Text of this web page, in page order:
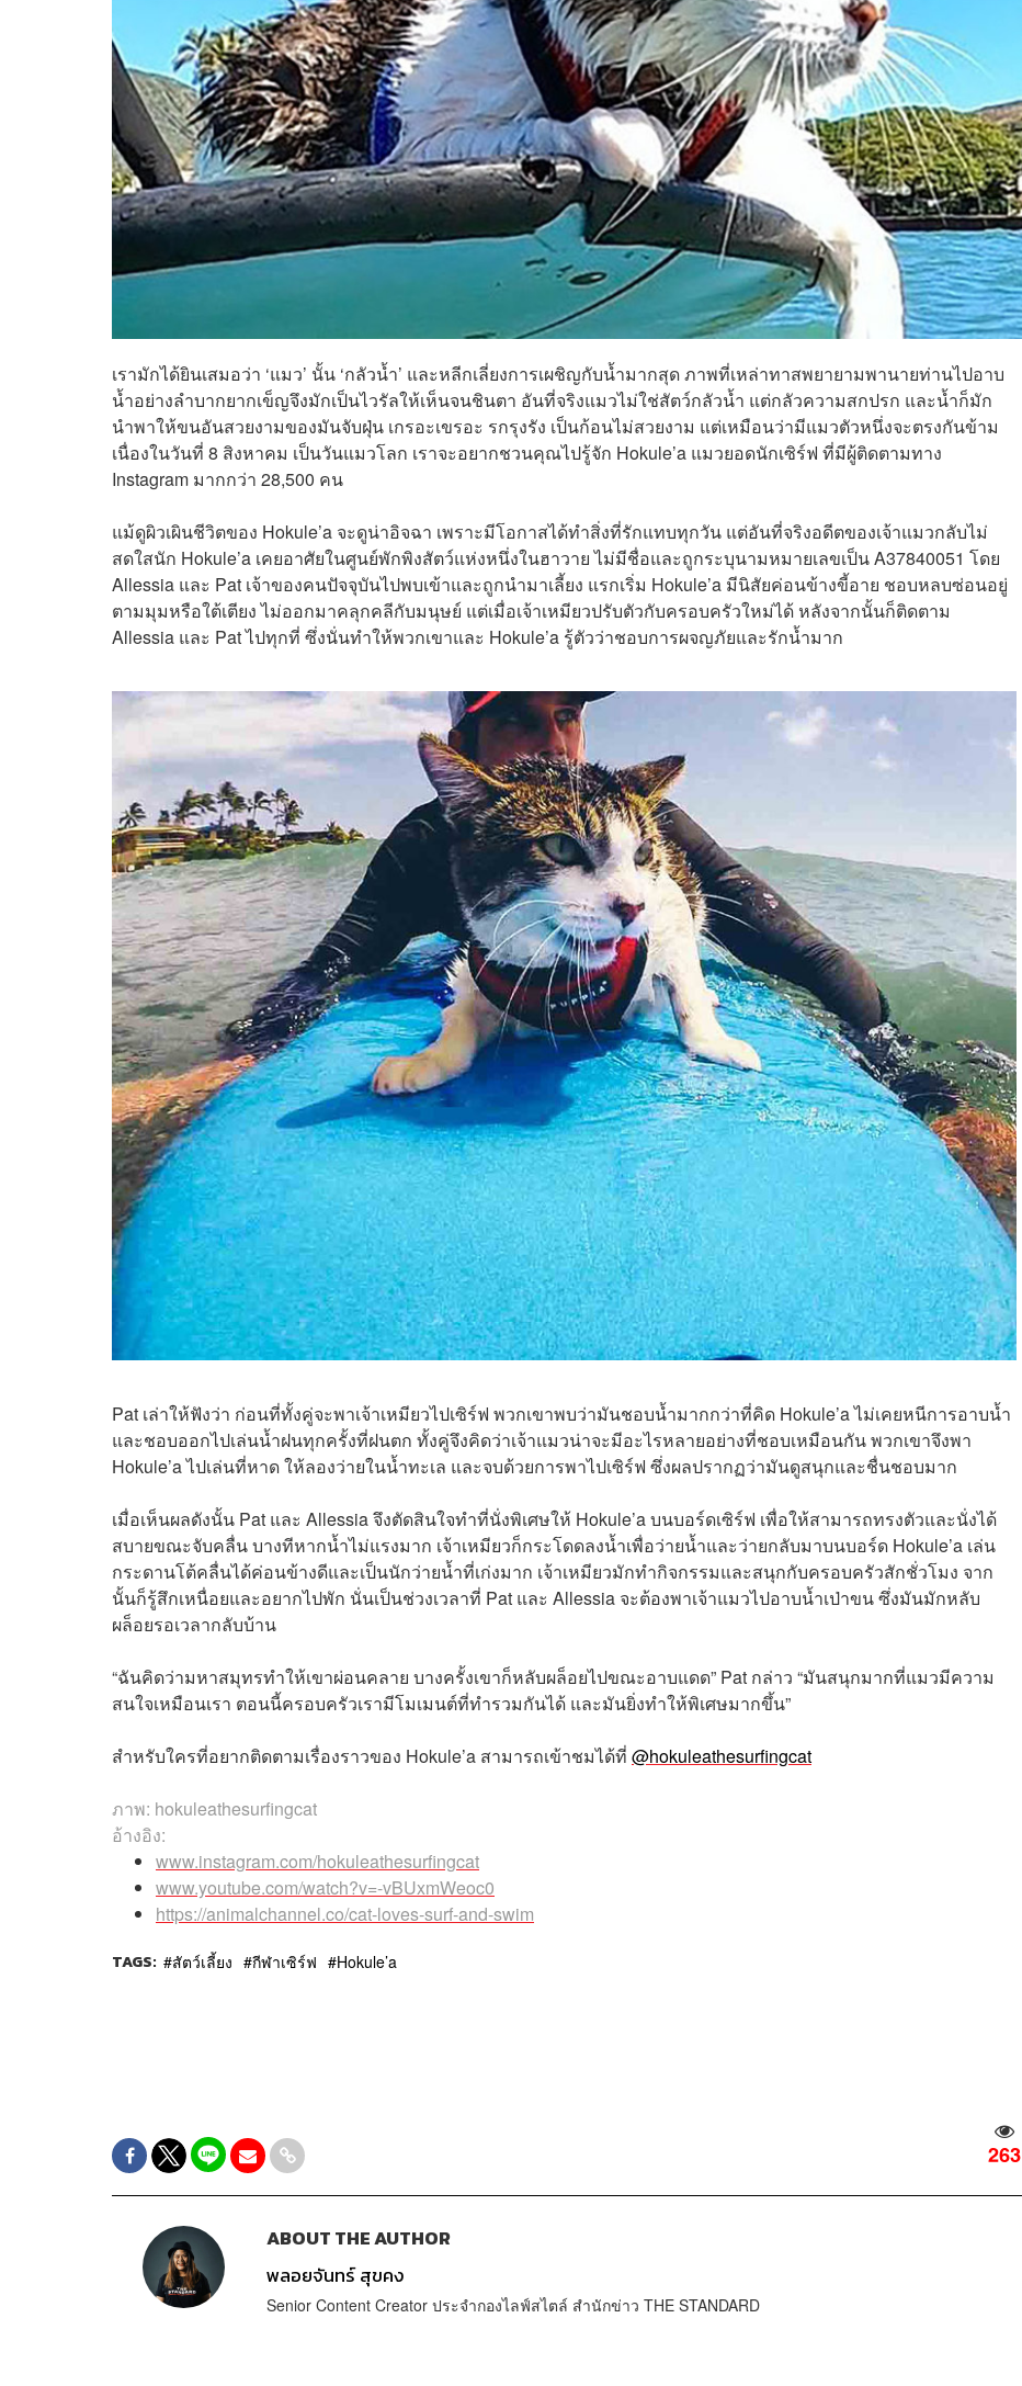
เรามักได้ยินเสมอว่า ‘แมว’ นั้น ‘กลัวน้ำ’ และหลีกเลี่ยงการเผชิญกับน้ำมากสุด ภาพที่เหล่าทาสพยายามพานายท่านไปอาบ
น้ำอย่างลำบากยากเข็ญจึงมักเป็นไวรัลให้เห็นจนชินตา อันที่จริงแมวไม่ใช่สัตว์กลัวน้ำ แต่กลัวความสกปรก และน้ำก็มัก
นำพาให้ขนอันสวยงามของมันจับฝุ่น เกรอะเขรอะ รกรุงรัง เป็นก้อนไม่สวยงาม แต่เหมือนว่ามีแมวตัวหนึ่งจะตรงกันข้าม
เนื่องในวันที่ 8 สิงหาคม เป็นวันแมวโลก เราจะอยากชวนคุณไปรู้จัก Hokule’a แมวยอดนักเซิร์ฟ ที่มีผู้ติดตามทาง
Instagram มากกว่า 28,500 คน
แม้ดูผิวเผินชีวิตของ Hokule’a จะดูน่าอิจฉา เพราะมีโอกาสได้ทำสิ่งที่รักแทบทุกวัน แต่อันที่จริงอดีตของเจ้าแมวกลับไม่
สดใสนัก Hokule’a เคยอาศัยในศูนย์พักพิงสัตว์แห่งหนึ่งในฮาวาย ไม่มีชื่อและถูกระบุนามหมายเลขเป็น A37840051 โดย
Allessia และ Pat เจ้าของคนปัจจุบันไปพบเข้าและถูกนำมาเลี้ยง แรกเริ่ม Hokule’a มีนิสัยค่อนข้างขี้อาย ชอบหลบซ่อนอยู่
ตามมุมหรือใต้เตียง ไม่ออกมาคลุกคลีกับมนุษย์ แต่เมื่อเจ้าเหมียวปรับตัวกับครอบครัวใหม่ได้ หลังจากนั้นก็ติดตาม
Allessia และ Pat ไปทุกที่ ซึ่งนั่นทำให้พวกเขาและ Hokule’a รู้ตัวว่าชอบการผจญภัยและรักน้ำมาก
Pat เล่าให้ฟังว่า ก่อนที่ทั้งคู่จะพาเจ้าเหมียวไปเซิร์ฟ พวกเขาพบว่ามันชอบน้ำมากกว่าที่คิด Hokule’a ไม่เคยหนีการอาบน้ำ
และชอบออกไปเล่นน้ำฝนทุกครั้งที่ฝนตก ทั้งคู่จึงคิดว่าเจ้าแมวน่าจะมีอะไรหลายอย่างที่ชอบเหมือนกัน พวกเขาจึงพา
Hokule’a ไปเล่นที่หาด ให้ลองว่ายในน้ำทะเล และจบด้วยการพาไปเซิร์ฟ ซึ่งผลปรากฏว่ามันดูสนุกและชื่นชอบมาก
เมื่อเห็นผลดังนั้น Pat และ Allessia จึงตัดสินใจทำที่นั่งพิเศษให้ Hokule’a บนบอร์ดเซิร์ฟ เพื่อให้สามารถทรงตัวและนั่งได้
สบายขณะจับคลื่น บางทีหากน้ำไม่แรงมาก เจ้าเหมียวก็กระโดดลงน้ำเพื่อว่ายน้ำและว่ายกลับมาบนบอร์ด Hokule’a เล่น
กระดานโต้คลื่นได้ค่อนข้างดีและเป็นนักว่ายน้ำที่เก่งมาก เจ้าเหมียวมักทำกิจกรรมและสนุกกับครอบครัวสักชั่วโมง จาก
นั้นก็รู้สึกเหนื่อยและอยากไปพัก นั่นเป็นช่วงเวลาที่ Pat และ Allessia จะต้องพาเจ้าแมวไปอาบน้ำเป่าขน ซึ่งมันมักหลับ
ผล็อยรอเวลากลับบ้าน
“ฉันคิดว่ามหาสมุทรทำให้เขาผ่อนคลาย บางครั้งเขาก็หลับผล็อยไปขณะอาบแดด” Pat กล่าว “มันสนุกมากที่แมวมีความ
สนใจเหมือนเรา ตอนนี้ครอบครัวเรามีโมเมนต์ที่ทำรวมกันได้ และมันยิ่งทำให้พิเศษมากขึ้น”
สำหรับใครที่อยากติดตามเรื่องราวของ Hokule’a สามารถเข้าชมได้ที่ @hokuleathesurfingcat
ภาพ: hokuleathesurfingcat
อ้างอิง:
www.instagram.com/hokuleathesurfingcat
www.youtube.com/watch?v=-vBUxmWeoc0
https://animalchannel.co/cat-loves-surf-and-swim
TAGS: สัตว์เลี้ยง กีฬาเซิร์ฟ Hokule’a
263
ABOUT THE AUTHOR
พลอยจันทร์ สุขคง
Senior Content Creator ประจำกองไลฟ์สไตล์ สำนักข่าว THE STANDARD